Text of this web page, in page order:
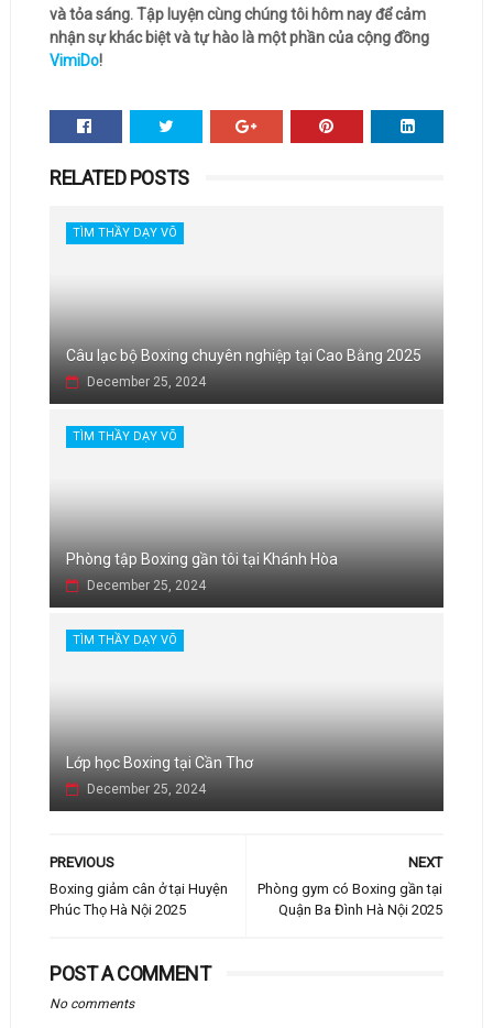
và tỏa sáng. Tập luyện cùng chúng tôi hôm nay để cảm
nhận sự khác biệt và tự hào là một phần của cộng đồng
VimiDo!
RELATED POSTS
TÌM THẦY DẠY VÕ
Câu lạc bộ Boxing chuyên nghiệp tại Cao Bằng 2025
December 25, 2024
TÌM THẦY DẠY VÕ
Phòng tập Boxing gần tôi tại Khánh Hòa
December 25, 2024
TÌM THẦY DẠY VÕ
Lớp học Boxing tại Cần Thơ
December 25, 2024
NEXT
Phòng gym có Boxing gần tại
Quận Ba Đình Hà Nội 2025
PREVIOUS
Boxing giảm cân ở tại Huyện
Phúc Thọ Hà Nội 2025
POST A COMMENT
No comments